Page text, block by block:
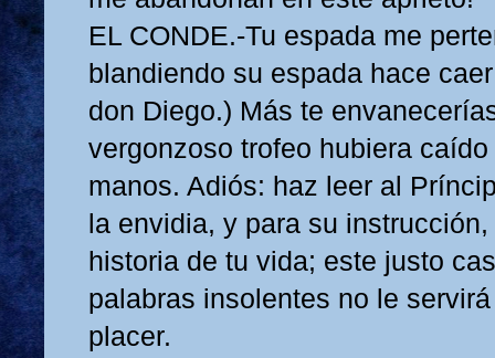
EL CONDE.-Tu espada me
blandiendo su espada hace
don Diego.) Más te
vergonzoso trofeo hubiera
manos. Adiós: haz leer al
la envidia, y para su instrucción,
historia de tu vida; este justo
palabras insolentes no le
placer.